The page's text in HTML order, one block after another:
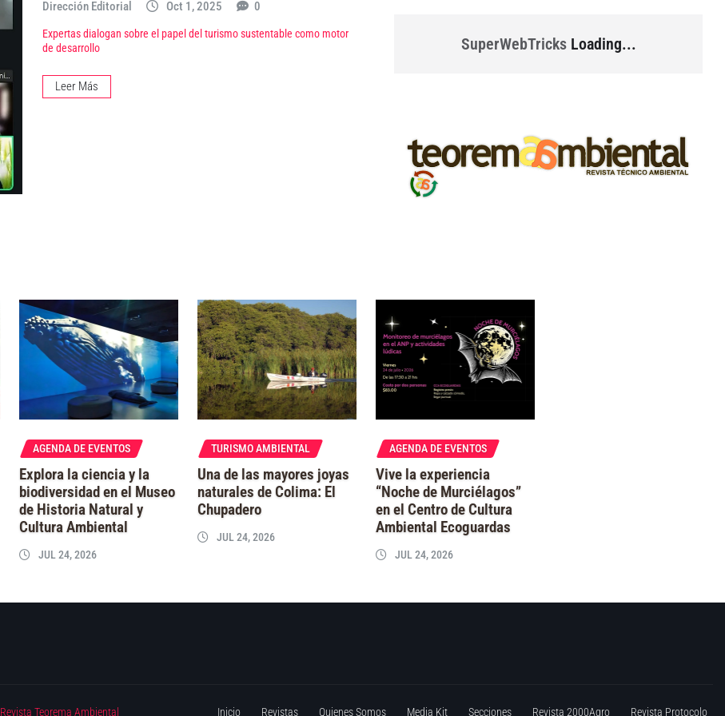
Dirección Editorial Oct 1, 2025 0
Expertas dialogan sobre el papel del turismo sustentable como motor
de desarrollo
Leer Más
SuperWebTricksLoading...
AGENDA DE EVENTOS
Explora la ciencia y la
biodiversidad en el Museo
de Historia Natural y
Cultura Ambiental
JUL 24, 2026
TURISMO AMBIENTAL
Una de las mayores joyas
naturales de Colima: El
Chupadero
JUL 24, 2026
AGENDA DE EVENTOS
Vive la experiencia
“Noche de Murciélagos”
en el Centro de Cultura
Ambiental Ecoguardas
JUL 24, 2026
Revista Teorema Ambiental Inicio Revistas Quienes Somos Media Kit Secciones Revista 2000Agro Revista Protocolo